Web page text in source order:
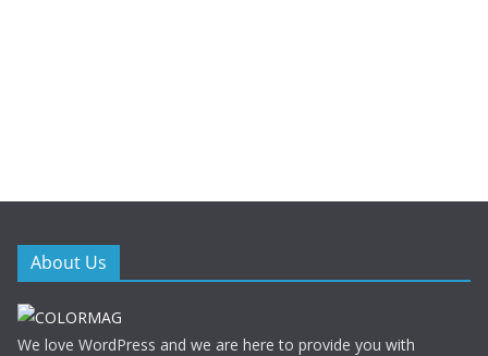
About Us
We love WordPress and we are here to provide you with